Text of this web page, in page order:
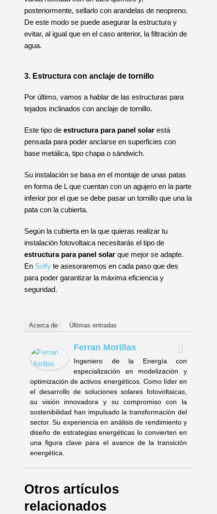
posteriormente, sellarlo con arandelas de neopreno.
De este modo se puede asegurar la estructura y
evitar, al igual que en el caso anterior, la filtración de
agua.
3. Estructura con anclaje de tornillo
Por último, vamos a hablar de las estructuras para
tejados inclinados con anclaje de tornillo.
Este tipo de estructura para panel solar está
pensada para poder anclarse en superficies con
base metálica, tipo chapa o sándwich.
Su instalación se basa en el montaje de unas patas
en forma de L que cuentan con un agujero en la parte
inferior por el que se debe pasar un tornillo que una la
pata con la cubierta.
Según la cubierta en la que quieras realizar tu
instalación fotovoltaica necesitarás el tipo de
estructura para panel solar que mejor se adapte.
En Solfy te asesoraremos en cada paso que des
para poder garantizar la máxima eficiencia y
seguridad.
Acerca de Últimas entradas
Ferran Morillas
Ingeniero de la Energía con
especialización en modelización y
optimización de activos energéticos. Como líder en
el desarrollo de soluciones solares fotovoltaicas,
su visión innovadora y su compromiso con la
sostenibilidad han impulsado la transformación del
sector. Su experiencia en análisis de rendimiento y
diseño de estrategias energéticas lo convierten en
una figura clave para el avance de la transición
energética.
Otros artículos
relacionados